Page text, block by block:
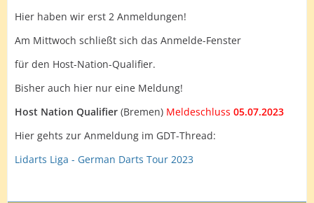
Hier haben wir erst 2 Anmeldungen!
Am Mittwoch schließt sich das Anmelde-Fenster
für den Host-Nation-Qualifier.
Bisher auch hier nur eine Meldung!
Host Nation Qualifier (Bremen) Meldeschluss 05.07.2023
Hier gehts zur Anmeldung im GDT-Thread:
Lidarts Liga - German Darts Tour 2023